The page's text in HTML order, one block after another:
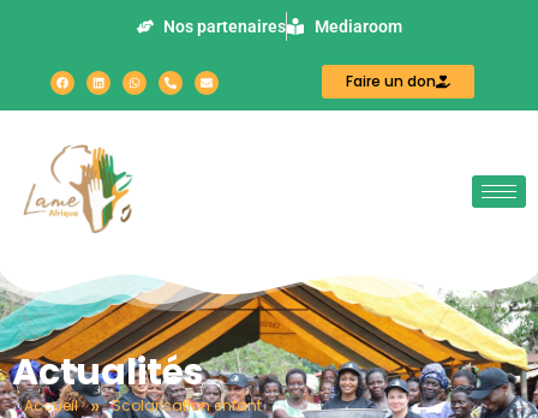
Nos partenaires Mediaroom
Faire un don
Actualités
Accueil » Scolarisation enfant